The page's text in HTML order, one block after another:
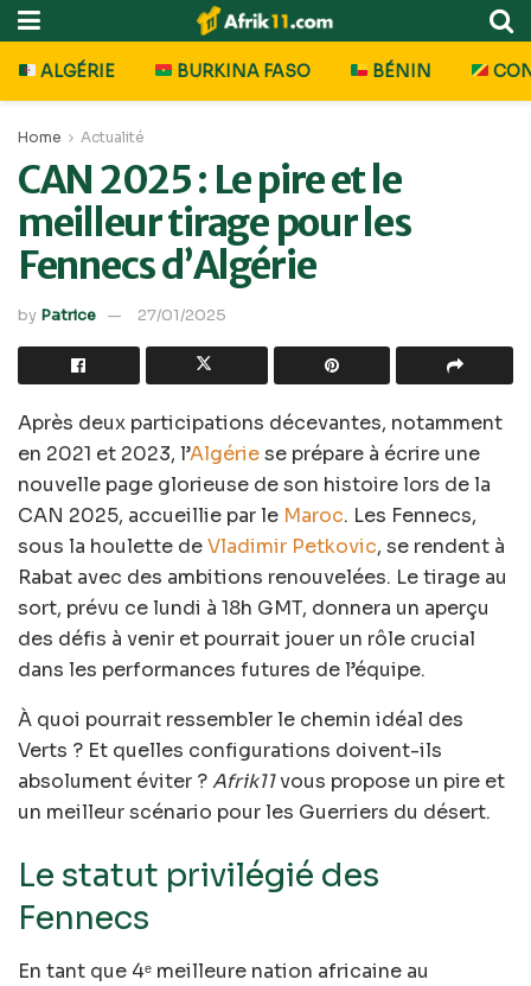
ALGÉRIE BURKINA FASO BÉNIN
Home Actualité
CAN 2025 : Le pire et le
meilleur tirage pour les
Fennecs d’Algérie
by Patrice 27/01/2025
Après deux participations décevantes, notamment
en 2021 et 2023, l’Algériese prépare à écrire une
nouvelle page glorieuse de son histoire lors de la
CAN 2025, accueillie par le Maroc. Les Fennecs,
sous la houlette deVladimir Petkovic, se rendent à
Rabat avec des ambitions renouvelées. Le tirage au
sort, prévu ce lundi à 18h GMT, donnera un aperçu
des défis à venir et pourrait jouer un rôle crucial
dans les performances futures de l’équipe.
À quoi pourrait ressembler le chemin idéal des
Verts ? Et quelles configurations doivent-ils
absolument éviter ?Afrik11vous propose un pire et
un meilleur scénario pour les Guerriers du désert.
Le statut privilégié des
Fennecs
En tant que 4ᵉ meilleure nation africaine au